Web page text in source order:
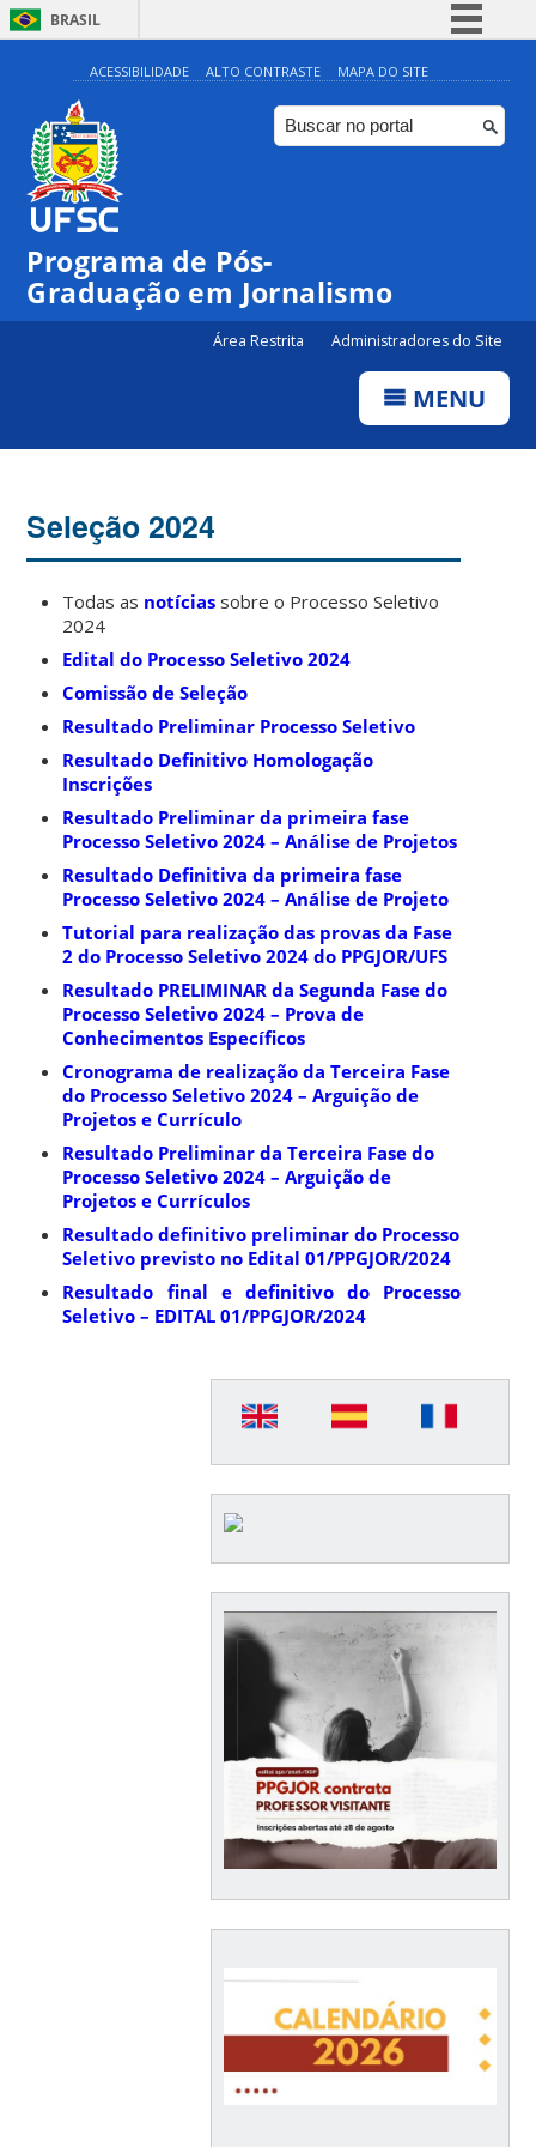
BRASIL
Simplifique!
Comunica BR
Participe
ACESSIBILIDADE ALTO CONTRASTE MAPA DO SITE
Programa de Pós-
Graduação em Jornalismo
Área Restrita Administradores do Site
MENU
Seleção 2024
Todas as notícias sobre o Processo Seletivo
2024
Edital do Processo Seletivo 2024
Comissão de Seleção
Resultado Preliminar Processo Seletivo
Resultado Definitivo Homologação
Inscrições
Resultado Preliminar da primeira fase
Processo Seletivo 2024 – Análise de Projetos
Resultado Definitiva da primeira fase
Processo Seletivo 2024 – Análise de Projeto
Tutorial para realização das provas da Fase
2 do Processo Seletivo 2024 do PPGJOR/UFS
Resultado PRELIMINAR da Segunda Fase do
Processo Seletivo 2024 – Prova de
Conhecimentos Específicos
Cronograma de realização da Terceira Fase
do Processo Seletivo 2024 – Arguição de
Projetos e Currículo
Resultado Preliminar da Terceira Fase do
Processo Seletivo 2024 – Arguição de
Projetos e Currículos
Resultado definitivo preliminar do Processo
Seletivo previsto no Edital 01/PPGJOR/2024
Resultado final e definitivo do Processo
Seletivo – EDITAL01/PPGJOR/2024